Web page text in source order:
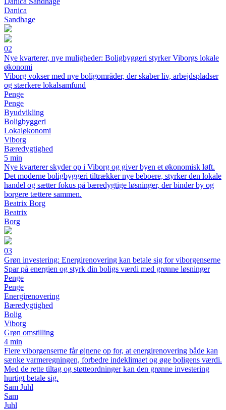
Danica
Sandhage
02
Nye kvarterer, nye muligheder: Boligbyggeri styrker Viborgs lokale
økonomi
Viborg vokser med nye boligområder, der skaber liv, arbejdspladser
og stærkere lokalsamfund
Penge
Penge
Byudvikling
Boligbyggeri
Lokaløkonomi
Viborg
Bæredygtighed
5 min
Nye kvarterer skyder op i Viborg og giver byen et økonomisk løft.
Det moderne boligbyggeri tiltrækker nye beboere, styrker den lokale
handel og sætter fokus på bæredygtige løsninger, der binder by og
borgere tættere sammen.
Beatrix Borg
Beatrix
Borg
03
Grøn investering: Energirenovering kan betale sig for viborgenserne
Spar på energien og styrk din boligs værdi med grønne løsninger
Penge
Penge
Energirenovering
Bæredygtighed
Bolig
Viborg
Grøn omstilling
4 min
Flere viborgenserne får øjnene op for, at energirenovering både kan
sænke varmeregningen, forbedre indeklimaet og øge boligens værdi.
Med de rette tiltag og støtteordninger kan den grønne investering
hurtigt betale sig.
Sam Juhl
Sam
Juhl